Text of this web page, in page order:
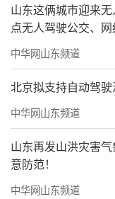
山东这俩城市迎来
点无人驾驶公交、
路
中华网山东频道
北京拟支持自动驾
中华网山东频道
山东再发山洪灾害
意防范！
中华网山东频道